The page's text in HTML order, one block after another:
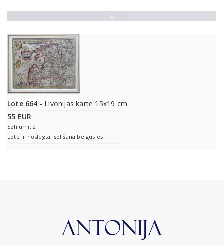
Lote 664 - Livonijas karte 15x19 cm
55 EUR
Solījumi: 2
Lote ir noslēgta, solīšana beigusies